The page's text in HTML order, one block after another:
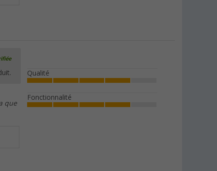
que
Qualité
Fonctionnalité